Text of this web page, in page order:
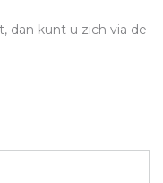
dan kunt u zich via de